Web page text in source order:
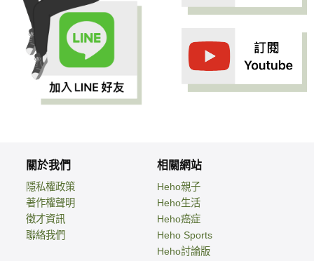
關於我們
隱私權政策
著作權聲明
徵才資訊
聯絡我們
相關網站
Heho親子
Heho生活
Heho癌症
Heho Sports
Heho討論版